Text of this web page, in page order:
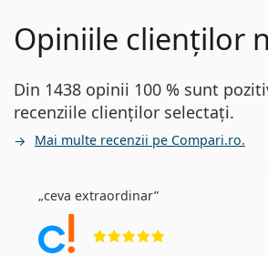
Opiniile clienților
Din 1438 opinii 100 % sunt
recenziile clienților selectați.
Mai multe recenzii pe Compari.ro.
ceva extraordinar